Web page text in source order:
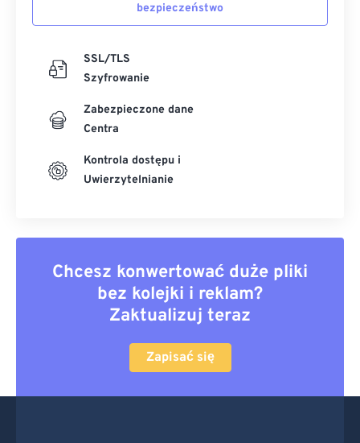
bezpieczeństwo
SSL/TLS
Szyfrowanie
Zabezpieczone dane
Centra
Kontrola dostępu i
Uwierzytelnianie
Chcesz konwertować duże pliki
bez kolejki i reklam?
Zaktualizuj teraz
Zapisać się